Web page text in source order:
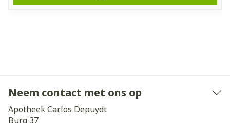
Neem contact met ons op
Apotheek Carlos Depuydt
Burg 37